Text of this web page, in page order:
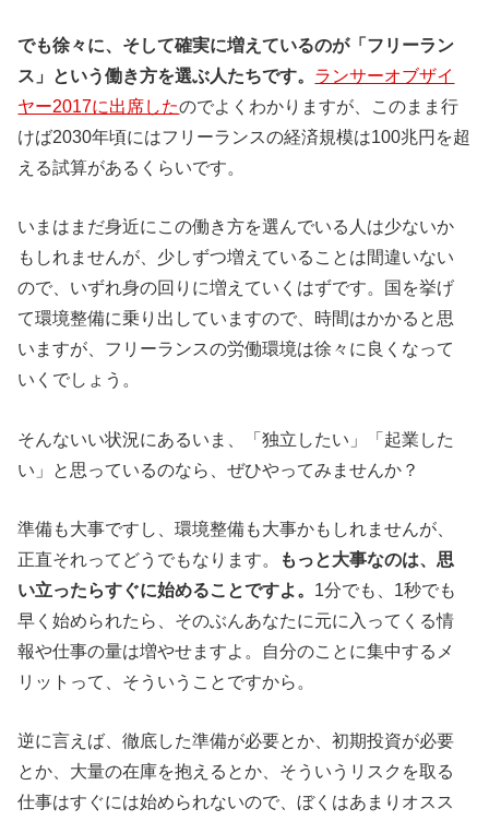
でも徐々に、そして確実に増えているのが「フリーラン
ス」という働き方を選ぶ人たちです。 ランサーオブザイ
ヤー2017に出席したのでよくわかりますが、このまま行
けば2030年頃にはフリーランスの経済規模は100兆円を超
える試算があるくらいです。
いまはまだ身近にこの働き方を選んでいる人は少ないか
もしれませんが、少しずつ増えていることは間違いない
ので、いずれ身の回りに増えていくはずです。国を挙げ
て環境整備に乗り出していますので、時間はかかると思
いますが、フリーランスの労働環境は徐々に良くなって
いくでしょう。
そんないい状況にあるいま、「独立したい」「起業した
い」と思っているのなら、ぜひやってみませんか？
準備も大事ですし、環境整備も大事かもしれませんが、
正直それってどうでもなります。
もっと大事なのは、思
い立ったらすぐに始めることですよ。 1分でも、1秒でも
早く始められたら、そのぶんあなたに元に入ってくる情
報や仕事の量は増やせますよ。自分のことに集中するメ
リットって、そういうことですから。
逆に言えば、徹底した準備が必要とか、初期投資が必要
とか、大量の在庫を抱えるとか、そういうリスクを取る
仕事はすぐには始められないので、ぼくはあまりオスス